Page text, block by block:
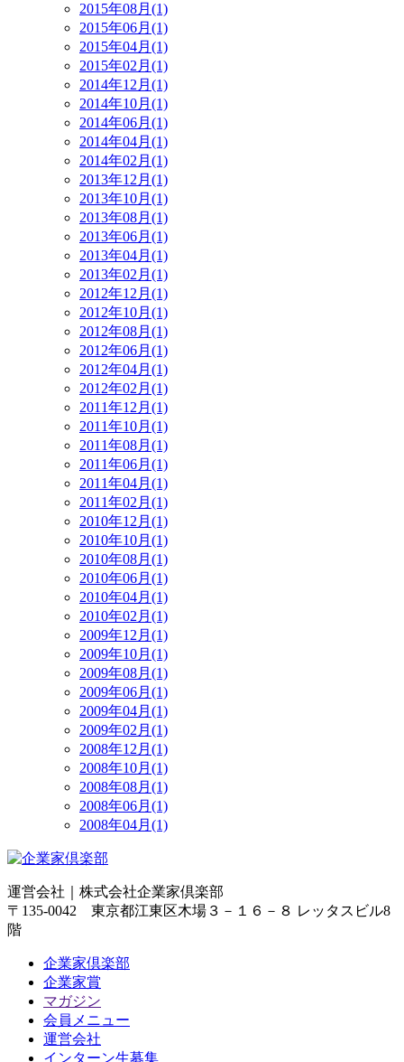
2015年08月(1)
2015年06月(1)
2015年04月(1)
2015年02月(1)
2014年12月(1)
2014年10月(1)
2014年06月(1)
2014年04月(1)
2014年02月(1)
2013年12月(1)
2013年10月(1)
2013年08月(1)
2013年06月(1)
2013年04月(1)
2013年02月(1)
2012年12月(1)
2012年10月(1)
2012年08月(1)
2012年06月(1)
2012年04月(1)
2012年02月(1)
2011年12月(1)
2011年10月(1)
2011年08月(1)
2011年06月(1)
2011年04月(1)
2011年02月(1)
2010年12月(1)
2010年10月(1)
2010年08月(1)
2010年06月(1)
2010年04月(1)
2010年02月(1)
2009年12月(1)
2009年10月(1)
2009年08月(1)
2009年06月(1)
2009年04月(1)
2009年02月(1)
2008年12月(1)
2008年10月(1)
2008年08月(1)
2008年06月(1)
2008年04月(1)
運営会社｜ 株式会社企業家倶楽部
〒135-0042 東京都江東区木場３－１６－８ レッタスビル8
階
企業家倶楽部
企業家賞
マガジン
会員メニュー
運営会社
インターン生募集